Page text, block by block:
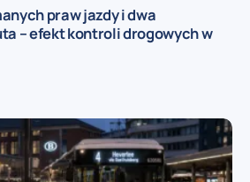
praw jazdy i dwa
– efekt kontroli drogowych w